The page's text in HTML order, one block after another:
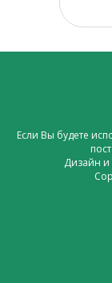
Если Вы будете
Дизайн и